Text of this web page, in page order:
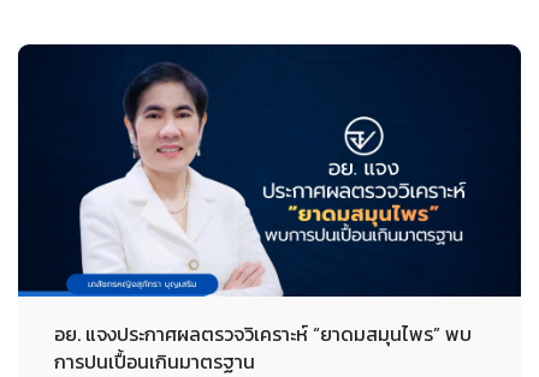
29-10-2025
อย. แจงประกาศผลตรวจวิเคราะห์ “ยาดมสมุนไพร” พบ
การปนเปื้อนเกินมาตรฐาน